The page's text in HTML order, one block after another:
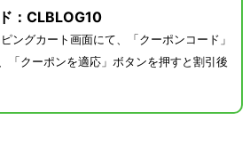
：CLBLOG10
ングカート画面にて、「クーポンコード」
「クーポンを適応」ボタンを押すと割引後